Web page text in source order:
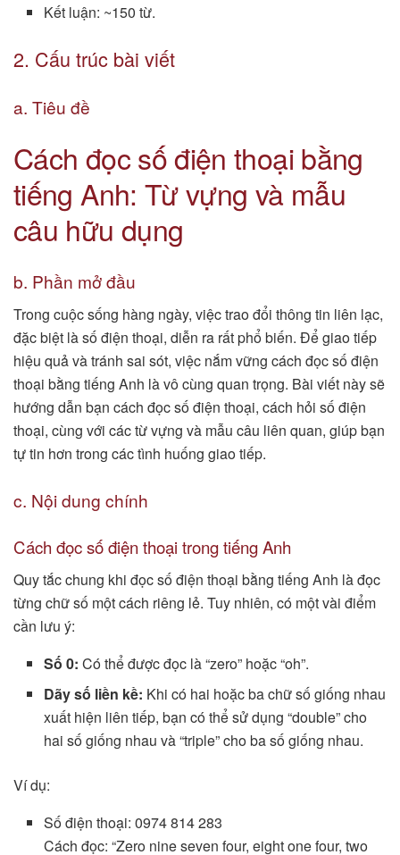
Kết luận: ~150 từ.
2. Cấu trúc bài viết
a. Tiêu đề
Cách đọc số điện thoại bằng
tiếng Anh: Từ vựng và mẫu
câu hữu dụng
b. Phần mở đầu
Trong cuộc sống hàng ngày, việc trao đổi thông tin liên lạc,
đặc biệt là số điện thoại, diễn ra rất phổ biến. Để giao tiếp
hiệu quả và tránh sai sót, việc nắm vững cách đọc số điện
thoại bằng tiếng Anh là vô cùng quan trọng. Bài viết này sẽ
hướng dẫn bạn cách đọc số điện thoại, cách hỏi số điện
thoại, cùng với các từ vựng và mẫu câu liên quan, giúp bạn
tự tin hơn trong các tình huống giao tiếp.
c. Nội dung chính
Cách đọc số điện thoại trong tiếng Anh
Quy tắc chung khi đọc số điện thoại bằng tiếng Anh là đọc
từng chữ số một cách riêng lẻ. Tuy nhiên, có một vài điểm
cần lưu ý:
Số 0: Có thể được đọc là “zero” hoặc “oh”.
Dãy số liền kề: Khi có hai hoặc ba chữ số giống nhau
xuất hiện liên tiếp, bạn có thể sử dụng “double” cho
hai số giống nhau và “triple” cho ba số giống nhau.
Ví dụ:
Số điện thoại: 0974 814 283
Cách đọc: “Zero nine seven four, eight one four, two